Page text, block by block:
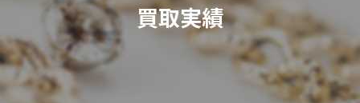
買取実績